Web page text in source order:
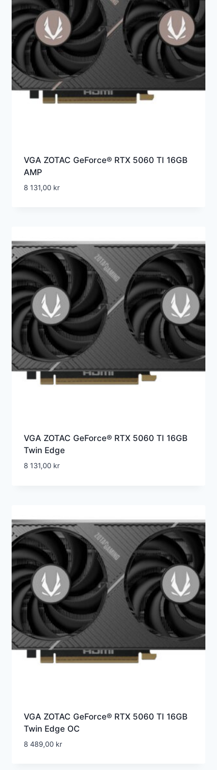
VGA ZOTAC GeForce® RTX 5060 TI 16GB
AMP
8 131,00 kr
VGA ZOTAC GeForce® RTX 5060 TI 16GB
Twin Edge
8 131,00 kr
VGA ZOTAC GeForce® RTX 5060 TI 16GB
Twin Edge OC
8 489,00 kr